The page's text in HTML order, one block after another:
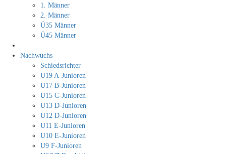
1. Männer
2. Männer
Ü35 Männer
Ü45 Männer
Nachwuchs
Schiedsrichter
U19 A-Junioren
U17 B-Junioren
U15 C-Junioren
U13 D-Junioren
U12 D-Junioren
U11 E-Junioren
U10 E-Junioren
U9 F-Junioren